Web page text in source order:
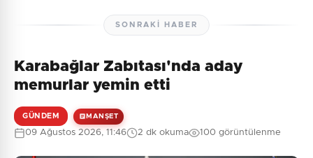
SONRAKI HABER
Karabağlar Zabıtası'nda aday
memurlar yemin etti
GÜNDEM MANŞET
09 Ağustos 2026, 11:46 2 dk okuma 100 görüntülenme